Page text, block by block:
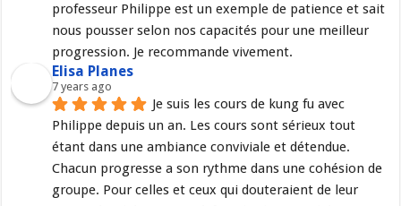
professeur Philippe est un exemple de patience et sait
nous pousser selon nos capacités pour une meilleur
progression. Je recommande vivement.
Elisa Planes
7 years ago
Je suis les cours de kung fu avec
Philippe depuis un an. Les cours sont sérieux tout
étant dans une ambiance conviviale et détendue.
Chacun progresse a son rythme dans une cohésion de
groupe. Pour celles et ceux qui douteraient de leur